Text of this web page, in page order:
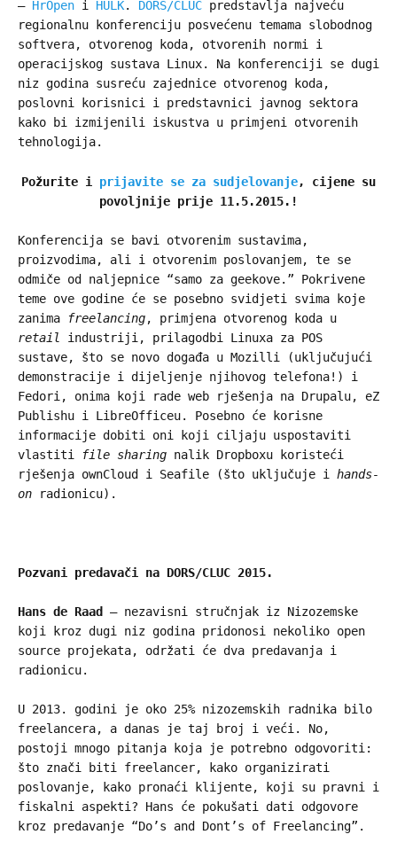
– HrOpen i HULK. DORS/CLUC predstavlja najveću
regionalnu konferenciju posvećenu temama slobodnog
softvera, otvorenog koda, otvorenih normi i
operacijskog sustava Linux. Na konferenciji se dugi
niz godina susreću zajednice otvorenog koda,
poslovni korisnici i predstavnici javnog sektora
kako bi izmijenili iskustva u primjeni otvorenih
tehnologija.
Požurite i prijavite se za sudjelovanje, cijene su
povoljnije prije 11.5.2015.!
Konferencija se bavi otvorenim sustavima,
proizvodima, ali i otvorenim poslovanjem, te se
odmiče od naljepnice “samo za geekove.” Pokrivene
teme ove godine će se posebno svidjeti svima koje
zanima
freelancing, primjena otvorenog koda u
retail
industriji, prilagodbi Linuxa za POS
sustave, što se novo događa u Mozilli (uključujući
demonstracije i dijeljenje njihovog telefona!) i
Fedori, onima koji rade web rješenja na Drupalu, eZ
Publishu i LibreOfficeu. Posebno će korisne
informacije dobiti oni koji ciljaju uspostaviti
vlastiti
file sharing nalik Dropboxu koristeći
rješenja ownCloud i Seafile (što uključuje i hands-
on radionicu).
Pozvani predavači na DORS/CLUC 2015.
Hans de Raad – nezavisni stručnjak iz Nizozemske
koji kroz dugi niz godina pridonosi nekoliko open
source projekata, održati će dva predavanja i
radionicu.
U 2013. godini je oko 25% nizozemskih radnika bilo
freelancera, a danas je taj broj i veći. No,
postoji mnogo pitanja koja je potrebno odgovoriti:
što znači biti freelancer, kako organizirati
poslovanje, kako pronaći klijente, koji su pravni i
fiskalni aspekti? Hans će pokušati dati odgovore
kroz predavanje “Do’s and Dont’s of Freelancing”.